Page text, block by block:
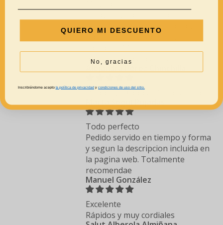
El envío ha sido muy rápido y las
puestas todos los días.
Alejandra Pérez Chinchilla
Deportiva Koops - Auro blanco
Marta Seguí Pujadas
Todo perfecto
Pedido servido en tiempo y forma
y segun la descripcion incluida en
la pagina web. Totalmente
recomendae
Manuel González
Excelente
Rápidos y muy cordiales
QUIERO MI DESCUENTO
No, gracias
Inscribiéndome acepto la política de privacidad ycondiciones de uso del sitio.